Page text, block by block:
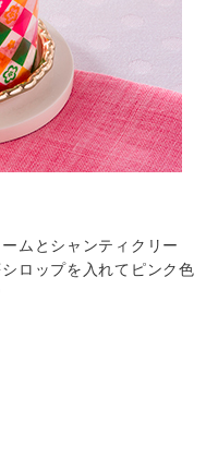
ムとシャンティクリー
ロップを入れてピンク色